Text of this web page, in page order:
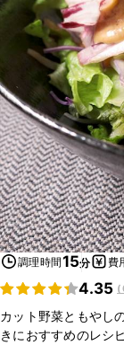
調理時間15分 費
4.35 (
カット野菜ともやし
きにおすすめのレシ
く、濃厚でおいしい